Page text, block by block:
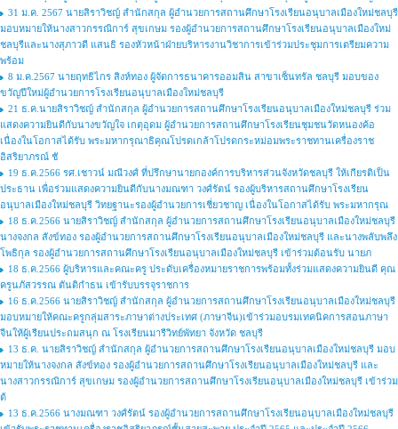
31 ม.ค. 2567 นายสิราวิชญ์ สำนักสกุล ผู้อำนวยการสถานศึกษาโรงเรียนอนุบาลเมืองใหม่ชลบุรี
มอบหมายให้นางสาวกรรณิการ์ สุขเกษม รองผู้อำนวยการสถานศึกษาโรงเรียนอนุบาลเมืองใหม่
ชลบุรีและนางสุภาวดี แสนธิ รองหัวหน้าฝ่ายบริหารงานวิชาการเข้าร่วมประชุมการเตรียมความ
พร้อม
8 ม.ค.2567 นายฤทธิไกร สิงห์ทอง ผู้จัดการธนาคารออมสิน สาขาเซ็นทรัล ชลบุรี มอบของ
ขวัญปีใหม่ผู้อำนวยการโรงเรียนอนุบาลเมืองใหม่ชลบุรี
21 ธ.ค.นายสิราวิชญ์ สำนักสกุล ผู้อำนวยการสถานศึกษาโรงเรียนอนุบาลเมืองใหม่ชลบุรี ร่วม
แสดงความยินดีกับนางขวัญใจ เกตุอุดม ผู้อำนวยการสถานศึกษาโรงเรียนชุมชนวัดหนองค้อ
เนื่องในโอกาสได้รับ พระมหากรุณาธิคุณโปรดเกล้าโปรดกระหม่อมพระราชทานเครื่องราช
อิสริยาภรณ์ ชั
19 ธ.ค.2566 รศ.เชาวน์ มณีวงศ์ ที่ปรึกษานายกองค์การบริหารส่วนจังหวัดชลบุรี ให้เกียรติเป็น
ประธาน เพื่อร่วมแสดงความยินดีกับนางมณฑา วงศ์รัตน์ รองผู้บริหารสถานศึกษาโรงเรียน
อนุบาลเมืองใหม่ชลบุรี วิทยฐานะรองผู้อำนวยการเชี่ยวชาญ เนื่องในโอกาสได้รับ พระมหากรุณ
18 ธ.ค.2566 นายสิราวิชญ์ สำนักสกุล ผู้อำนวยการสถานศึกษาโรงเรียนอนุบาลเมืองใหม่ชลบุรี
นางจงกล สังข์ทอง รองผู้อำนวยการสถานศึกษาโรงเรียนอนุบาลเมืองใหม่ชลบุรี และนางพลับพลึง
โพธิกุล รองผู้อำนวยการสถานศึกษาโรงเรียนอนุบาลเมืองใหม่ชลบุรี เข้าร่วมต้อนรับ นายภ
18 ธ.ค.2566 ผู้บริหารและคณะครู ประดับเครื่องหมายราชการพร้อมทั้งร่วมแสดงความยินดี คุณ
ครูนภัสวรรณ ตันติกำธน เข้ารับบรรจุราชการ
16 ธ.ค.2566 นายสิราวิชญ์ สำนักสกุล ผู้อำนวยการสถานศึกษาโรงเรียนอนุบาลเมืองใหม่ชลบุรี
มอบหมายให้คณะครูกลุ่มสาระภาษาต่างประเทศ (ภาษาจีน)เข้าร่วมอบรมเทคนิคการสอนภาษา
จีนให้ผู้เรียนประถมสนุก ณ โรงเรียนมารีวิทย์พัทยา จังหวัด ชลบุรี
13 ธ.ค. นายสิราวิชญ์ สำนักสกุล ผู้อำนวยการสถานศึกษาโรงเรียนอนุบาลเมืองใหม่ชลบุรี มอบ
หมายให้นางจงกล สังข์ทอง รองผู้อำนวยการสถานศึกษาโรงเรียนอนุบาลเมืองใหม่ชลบุรี และ
นางสาวกรรณิการ์ สุขเกษม รองผู้อำนวยการสถานศึกษาโรงเรียนอนุบาลเมืองใหม่ชลบุรี เข้าร่วม
ต้
13 ธ.ค.2566 นางมณฑา วงศ์รัตน์ รองผู้อำนวยการสถานศึกษาโรงเรียนอนุบาลเมืองใหม่ชลบุรี